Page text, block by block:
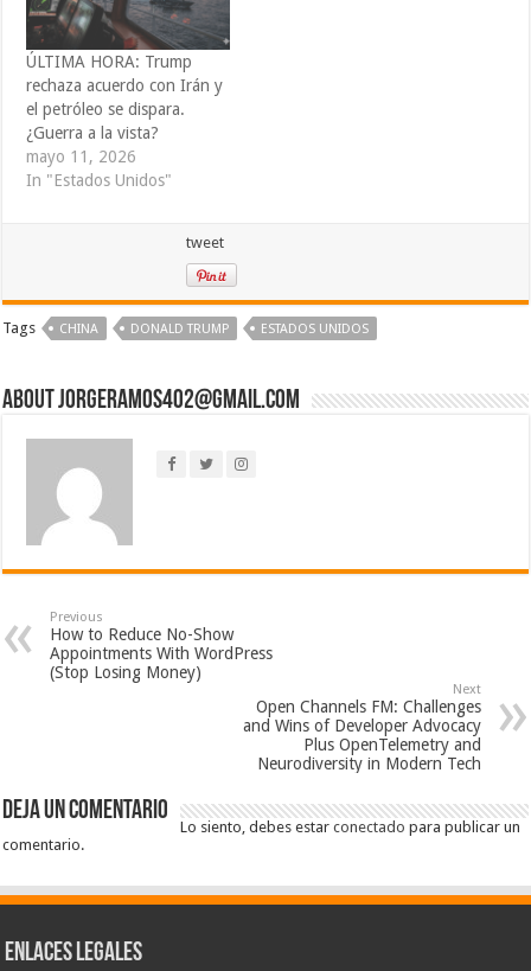
ÚLTIMA HORA: Trump
rechaza acuerdo con Irán y
el petróleo se dispara.
¿Guerra a la vista?
mayo 11, 2026
In "Estados Unidos"
tweet
Tags CHINA DONALD TRUMP ESTADOS UNIDOS
About jorgeramos402@gmail.com
Previous
How to Reduce No-Show
Appointments With WordPress
(Stop Losing Money)
Next
Open Channels FM: Challenges
and Wins of Developer Advocacy
Plus OpenTelemetry and
Neurodiversity in Modern Tech
Deja un comentario
Lo siento, debes estarconectado para publicar un
comentario.
Enlaces Legales